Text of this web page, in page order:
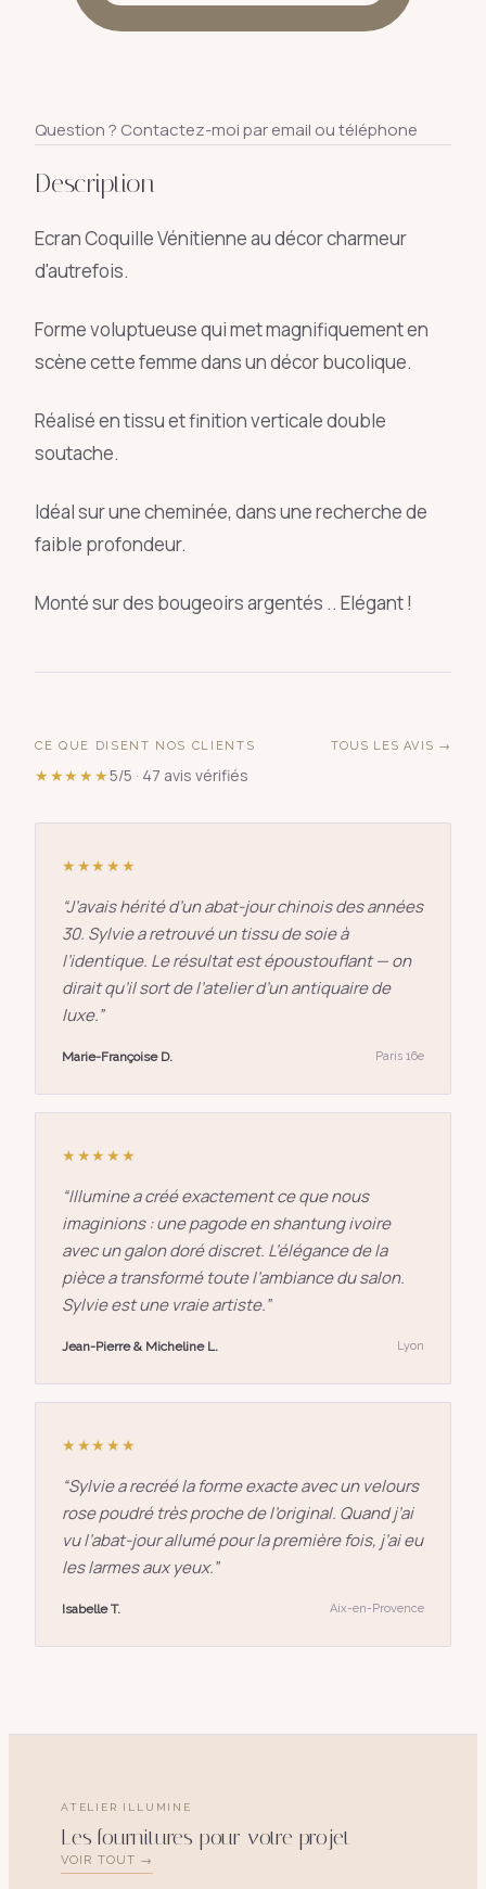
Question ? Contactez-moi par email ou téléphone
Description
Ecran Coquille Vénitienne au décor charmeur
d'autrefois.
Forme voluptueuse qui met magnifiquement en
scène cette femme dans un décor bucolique.
Réalisé en tissu et finition verticale double
soutache.
Idéal sur une cheminée, dans une recherche de
faible profondeur.
Monté sur des bougeoirs argentés .. Elégant !
CE QUE DISENT NOS CLIENTS
★★★★★5/5 · 47 avis vérifiés
TOUS LES AVIS →
★★★★★
“J’avais hérité d’un abat-jour chinois des années
30. Sylvie a retrouvé un tissu de soie à
l’identique. Le résultat est époustouflant — on
dirait qu’il sort de l’atelier d’un antiquaire de
luxe.”
Marie-Françoise D. Paris 16e
★★★★★
“Illumine a créé exactement ce que nous
imaginions : une pagode en shantung ivoire
avec un galon doré discret. L’élégance de la
pièce a transformé toute l’ambiance du salon.
Sylvie est une vraie artiste.”
Jean-Pierre & Micheline L. Lyon
★★★★★
“Sylvie a recréé la forme exacte avec un velours
rose poudré très proche de l’original. Quand j’ai
vu l’abat-jour allumé pour la première fois, j’ai eu
les larmes aux yeux.”
Isabelle T. Aix-en-Provence
ATELIER ILLUMINE
Les fournitures pour votre projet
VOIR TOUT →